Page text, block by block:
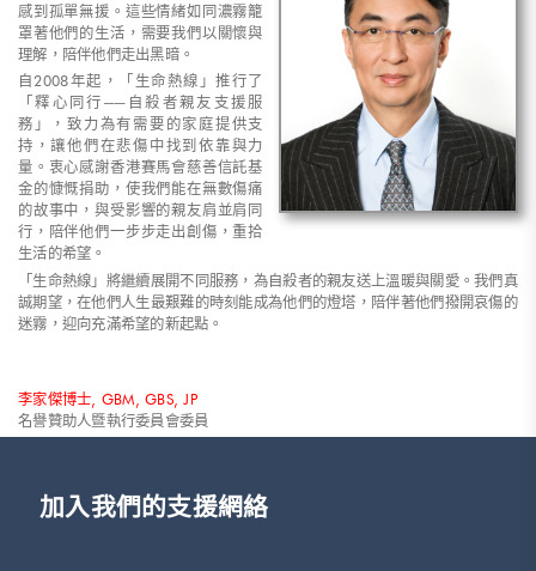
感到孤單無援。這些情緒如同濃霧籠
罩著他們的生活，需要我們以關懷與
理解，陪伴他們走出黑暗。
自2008年起，「生命熱線」推行了
「釋心同行──自殺者親友支援服
務」，致力為有需要的家庭提供支
持，讓他們在悲傷中找到依靠與力
量。衷心感謝香港賽馬會慈善信託基
金的慷慨捐助，使我們能在無數傷痛
的故事中，與受影響的親友肩並肩同
行，陪伴他們一步步走出創傷，重拾
生活的希望。
「生命熱線」將繼續展開不同服務，為自殺者的親友送上溫暖與關愛。我們真
誠期望，在他們人生最艱難的時刻能成為他們的燈塔，陪伴著他們撥開哀傷的
迷霧，迎向充滿希望的新起點。
李家傑博士, GBM, GBS, JP
名譽贊助人暨執行委員會委員
加入我們的支援網絡